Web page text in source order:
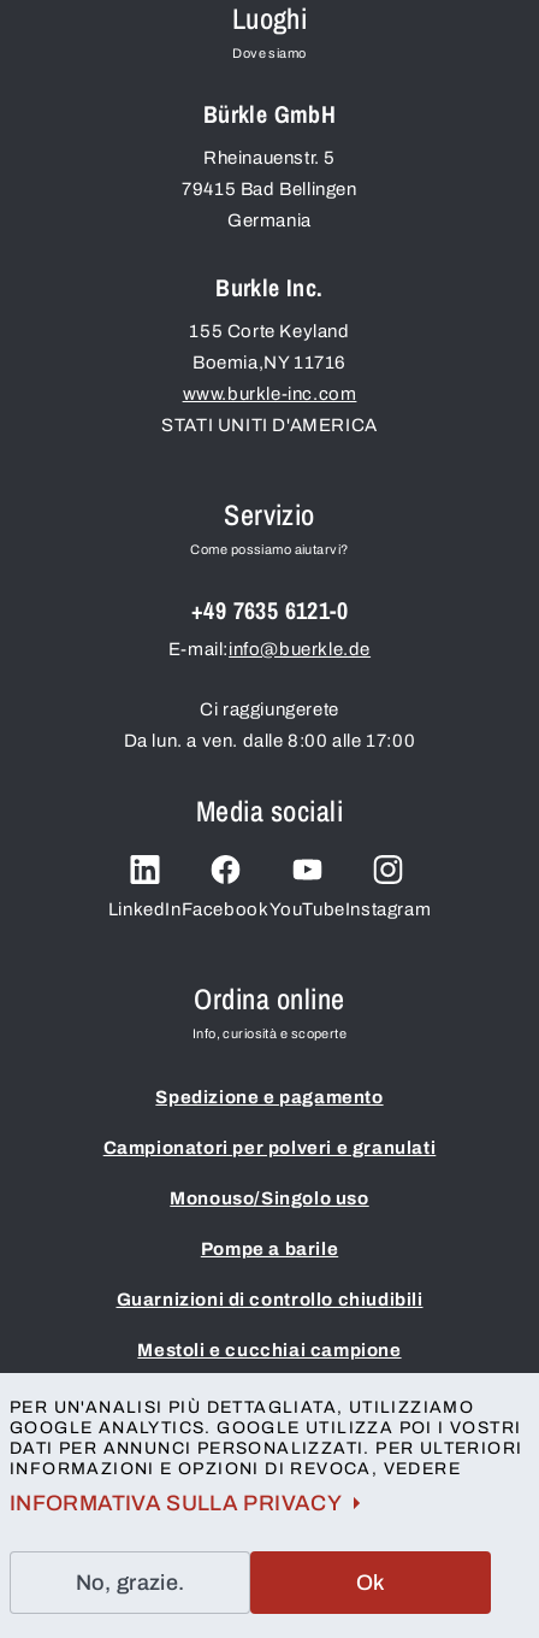
Luoghi
Dove siamo
Bürkle GmbH
Rheinauenstr. 5
79415 Bad Bellingen
Germania
Burkle Inc.
155 Corte Keyland
Boemia,NY 11716
www.burkle-inc.com
STATI UNITI D'AMERICA
Servizio
Come possiamo aiutarvi?
+49 7635 6121-0
E-mail:info@buerkle.de
Ci raggiungerete
Da lun. a ven. dalle 8:00 alle 17:00
Media sociali
LinkedInFacebookYouTubeInstagram
Ordina online
Info, curiosità e scoperte
Spedizione e pagamento
Campionatori per polveri e granulati
Monouso/Singolo uso
Pompe a barile
Guarnizioni di controllo chiudibili
Mestoli e cucchiai campione
Impronta
Termini e condizioni
Protezione della privacy
Contatto
PER UN'ANALISI PIÙ DETTAGLIATA, UTILIZZIAMO
GOOGLE ANALYTICS. GOOGLE UTILIZZA POI I VOSTRI
DATI PER ANNUNCI PERSONALIZZATI. PER ULTERIORI
INFORMAZIONI E OPZIONI DI REVOCA, VEDERE
INFORMATIVA SULLA PRIVACY
No, grazie. Ok